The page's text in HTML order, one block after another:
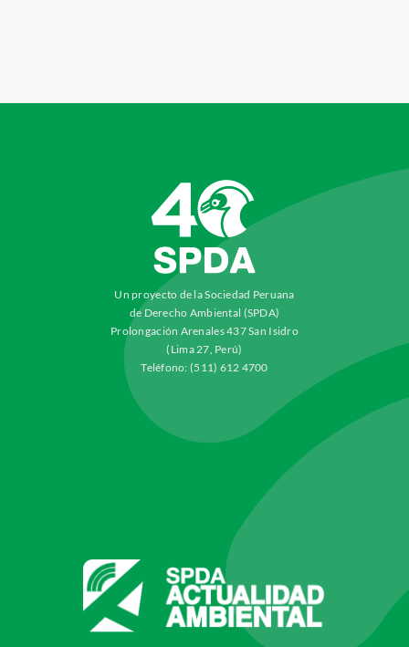
Un proyecto de la Sociedad Peruana
de Derecho Ambiental (SPDA)
Prolongación Arenales 437 San Isidro
(Lima 27, Perú)
Teléfono: (511) 612 4700